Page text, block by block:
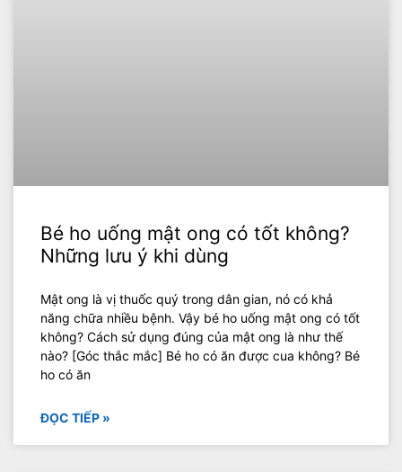
Bé ho uống mật ong có tốt không?
Những lưu ý khi dùng
Mật ong là vị thuốc quý trong dân gian, nó có khả
năng chữa nhiều bệnh. Vậy bé ho uống mật ong có tốt
không? Cách sử dụng đúng của mật ong là như thế
nào? [Góc thắc mắc] Bé ho có ăn được cua không? Bé
ho có ăn
ĐỌC TIẾP »